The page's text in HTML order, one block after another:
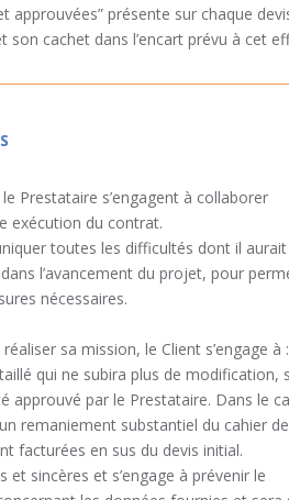
approuvées” présente sur chaque
son cachet dans l’encart prévu à cet
Prestataire s’engagent à collaborer
exécution du contrat.
toutes les difficultés dont il aurait
l’avancement du projet, pour
nécessaires.
sa mission, le Client s’engage à :
qui ne subira plus de modification,
approuvé par le Prestataire. Dans le
remaniement substantiel du cahier
facturées en sus du devis initial.
sincères et s’engage à prévenir le